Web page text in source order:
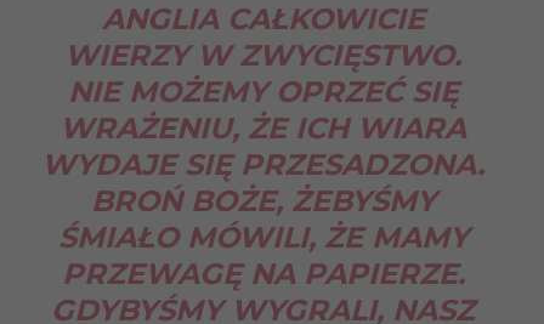
ANGLIA CAŁKOWICIE
WIERZY W ZWYCIĘSTWO.
NIE MOŻEMY OPRZEĆ SIĘ
WRAŻENIU, ŻE ICH WIARA
WYDAJE SIĘ PRZESADZONA.
BROŃ BOŻE, ŻEBYŚMY
ŚMIAŁO MÓWILI, ŻE MAMY
PRZEWAGĘ NA PAPIERZE.
GDYBYŚMY WYGRALI, NASZ